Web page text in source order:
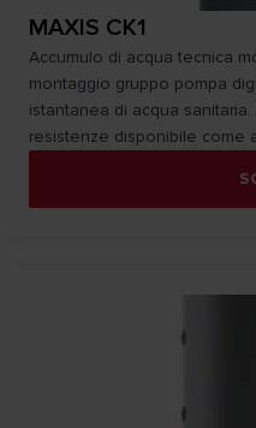
MAXIS CK1
Accumulo di acqua tecnica
montaggio gruppo pompa
istantanea di acqua
resistenze disponibile come